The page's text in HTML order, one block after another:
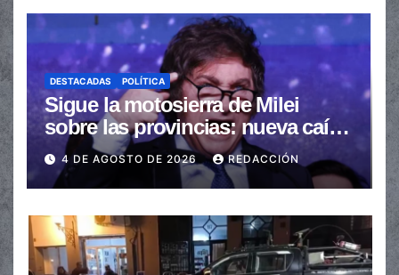
DESTACADAS POLÍTICA
Sigue la motosierra de Milei
sobre las provincias: nueva caída
de las transferencias no
automáticas
4 DE AGOSTO DE 2026 REDACCIÓN